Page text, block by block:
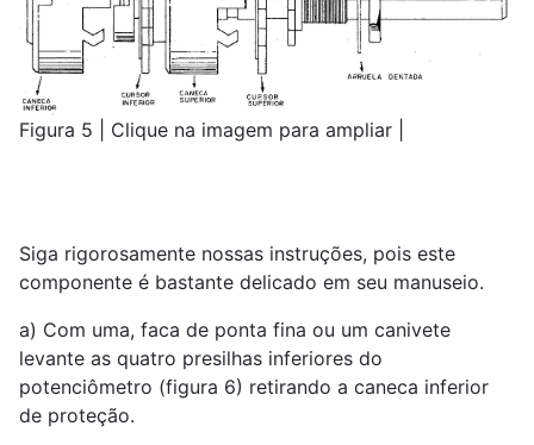
Figura 5 | Clique na imagem para ampliar |
Siga rigorosamente nossas instruções, pois este
componente é bastante delicado em seu manuseio.
a) Com uma, faca de ponta fina ou um canivete
levante as quatro presilhas inferiores do
potenciômetro (figura 6) retirando a caneca inferior
de proteção.